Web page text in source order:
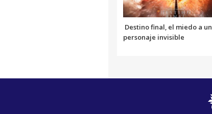
Destino final, el miedo a un
personaje invisible